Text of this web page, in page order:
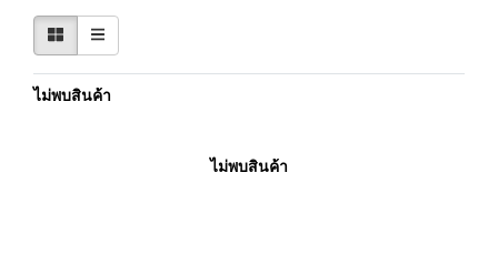
ไม่พบสินค้า
ไม่พบสินค้า